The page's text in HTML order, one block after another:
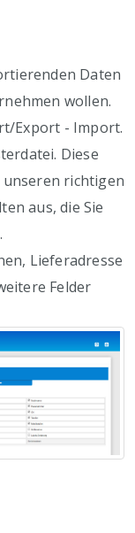
Daten
wollen.
Export - Import.
Diese
richtigen
aus, die Sie
Lieferadresse
Felder